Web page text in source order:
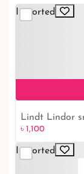
Imported
৳ 1,100
Lindt Lindor
৳ 1,100
Imported